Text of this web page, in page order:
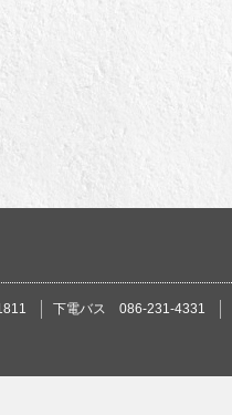
下電バス 086-231-4331